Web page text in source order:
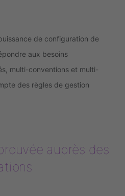
de configuration de
aux besoins
multi-conventions et multi-
des règles de gestion
auprès des